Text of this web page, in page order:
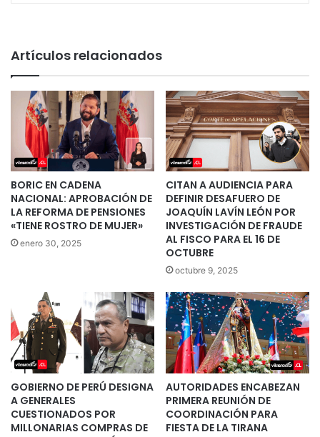
Artículos relacionados
BORIC EN CADENA
NACIONAL: APROBACIÓN DE
LA REFORMA DE PENSIONES
«TIENE ROSTRO DE MUJER»
enero 30, 2025
CITAN A AUDIENCIA PARA
DEFINIR DESAFUERO DE
JOAQUÍN LAVÍN LEÓN POR
INVESTIGACIÓN DE FRAUDE
AL FISCO PARA EL 16 DE
OCTUBRE
octubre 9, 2025
GOBIERNO DE PERÚ DESIGNA
A GENERALES
CUESTIONADOS POR
MILLONARIAS COMPRAS DE
AUTORIDADES ENCABEZAN
PRIMERA REUNIÓN DE
COORDINACIÓN PARA
FIESTA DE LA TIRANA